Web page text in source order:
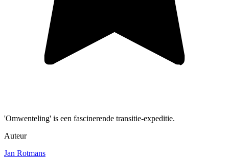
'Omwenteling' is een fascinerende transitie-expeditie.
Auteur
Jan Rotmans